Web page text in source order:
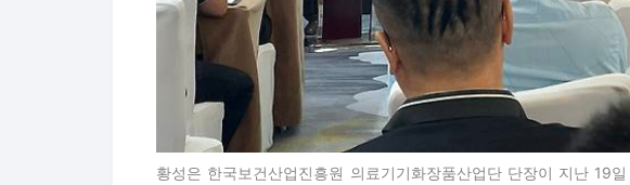
황성은 한국보건산업진흥원 의료기기화장품산업단 단장이 지난 19